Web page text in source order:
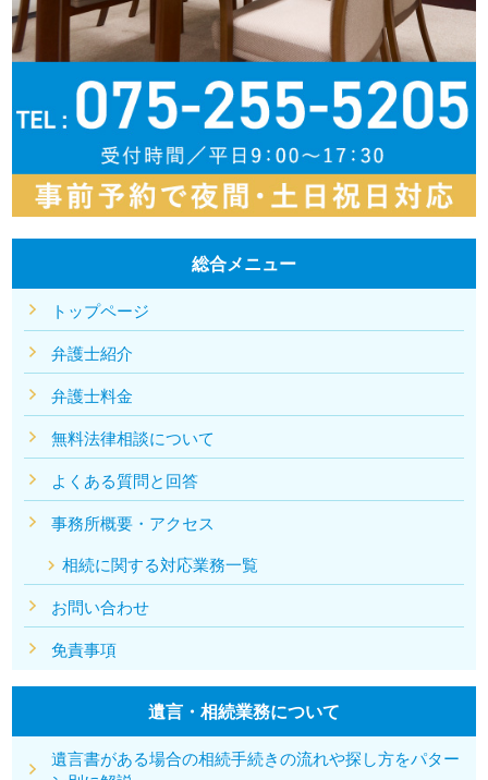
総合メニュー
トップページ
弁護士紹介
弁護士料金
無料法律相談について
よくある質問と回答
事務所概要・アクセス
相続に関する対応業務一覧
お問い合わせ
免責事項
遺言・相続業務について
遺言書がある場合の相続手続きの流れや探し方をパター